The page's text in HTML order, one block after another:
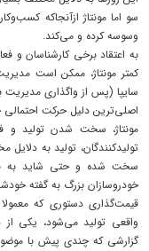
سو اما مونتاژ ازآنجاکه
وسوسه کرده و می‌کند.
به اعتقاد برخی کارشناسان و
کمتر مونتاژ، ممکن است
سایپا (پس از واگذاری
اصلی‌ترین دلیل حرکت
مونتاژ، سخت شدن تولید و
تولیدکنندگان، تولید به
سخت شده و حتی شاید به
خودروسازان بزرگ به گفته
قیمت‌گذاری دستوری که
واقعی تولید می‌شود، یکی
گزارشی که چندی پیش با